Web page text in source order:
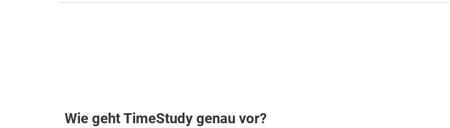
Wie geht TimeStudy genau vor?